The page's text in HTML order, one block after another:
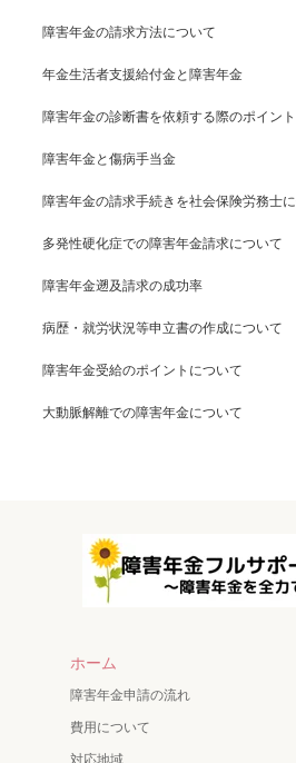
障害年金の請求方法について
年金生活者支援給付金と障害年金
障害年金の診断書を依頼する際のポイント
障害年金と傷病手当金
障害年金の請求手続きを社会保険労務士
多発性硬化症での障害年金請求について
障害年金遡及請求の成功率
病歴・就労状況等申立書の作成について
障害年金受給のポイントについて
大動脈解離での障害年金について
ホーム
障害年金申請の流れ
費用について
対応地域